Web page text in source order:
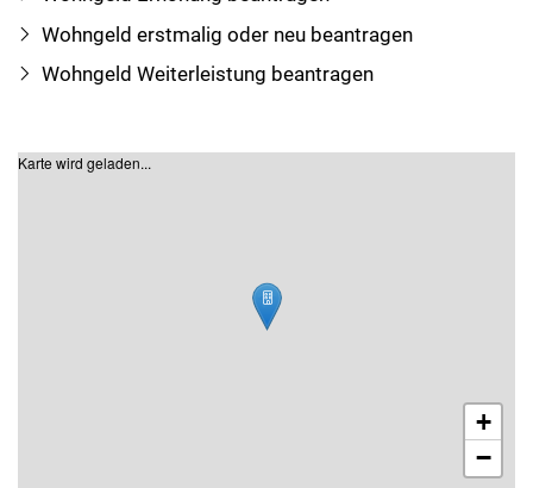
Wohngeld erstmalig oder neu beantragen
Wohngeld Weiterleistung beantragen
Karte wird geladen...
+
−